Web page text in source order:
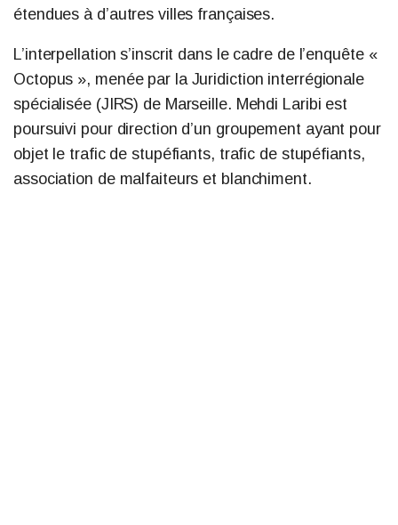
étendues à d’autres villes françaises.
L’interpellation s’inscrit dans le cadre de l’enquête «
Octopus », menée par la Juridiction interrégionale
spécialisée (JIRS) de Marseille. Mehdi Laribi est
poursuivi pour direction d’un groupement ayant pour
objet le trafic de stupéfiants, trafic de stupéfiants,
association de malfaiteurs et blanchiment.